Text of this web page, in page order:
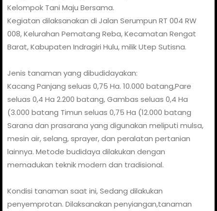
Kelompok Tani Maju Bersama.
Kegiatan dilaksanakan di Jalan Serumpun RT 004 RW
008, Kelurahan Pematang Reba, Kecamatan Rengat
Barat, Kabupaten Indragiri Hulu, milik Utep Sutisna.
Jenis tanaman yang dibudidayakan:
Kacang Panjang seluas 0,75 Ha. 10.000 batang,Pare
seluas 0,4 Ha 2.200 batang, Gambas seluas 0,4 Ha
(3.000 batang Timun seluas 0,75 Ha (12.000 batang
Sarana dan prasarana yang digunakan meliputi mulsa,
mesin air, selang, sprayer, dan peralatan pertanian
lainnya. Metode budidaya dilakukan dengan
memadukan teknik modern dan tradisional.
Kondisi tanaman saat ini, Sedang dilakukan
penyemprotan. Dilaksanakan penyiangan,tanaman